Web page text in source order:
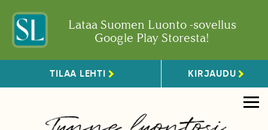
Lataa Suomen Luonto -sovellus
Google Play Storesta!
TILAA LEHTI KIRJAUDU